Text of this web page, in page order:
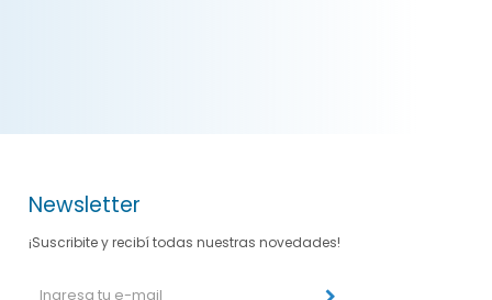
Newsletter
¡Suscribite y recibí todas nuestras novedades!